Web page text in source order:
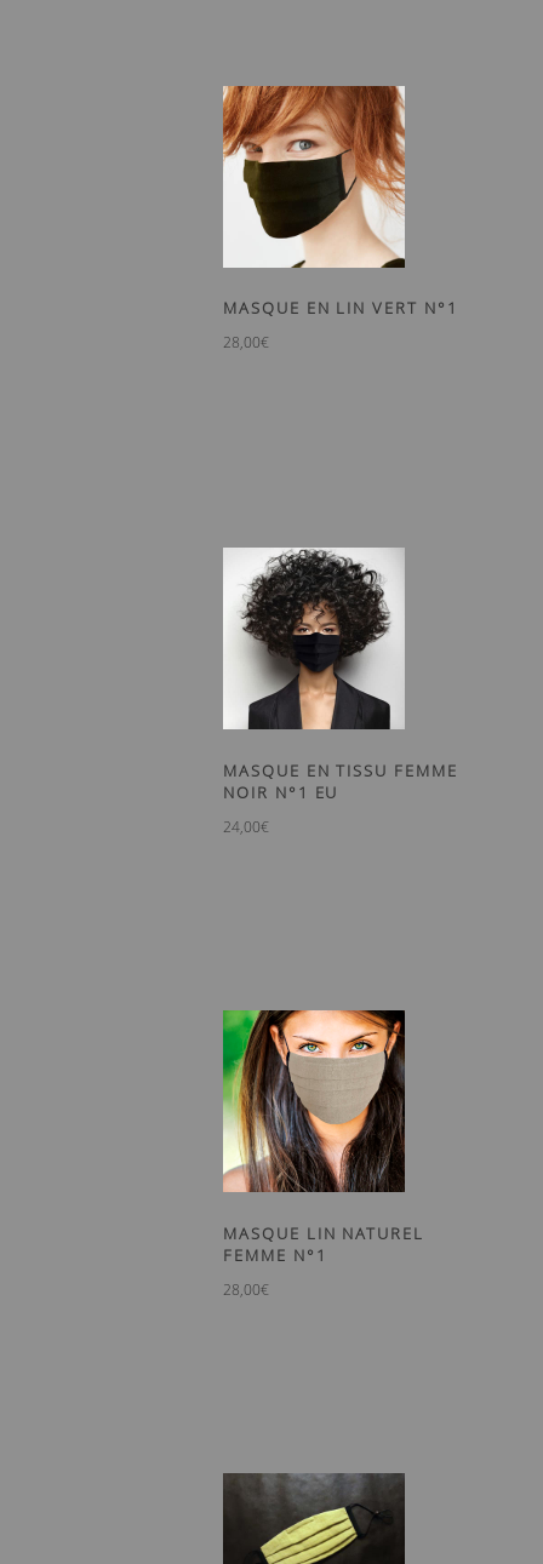
MASQUE EN LIN VERT N°1
28,00€
MASQUE EN TISSU FEMME
NOIR N°1 EU
24,00€
MASQUE LIN NATUREL
FEMME N°1
28,00€